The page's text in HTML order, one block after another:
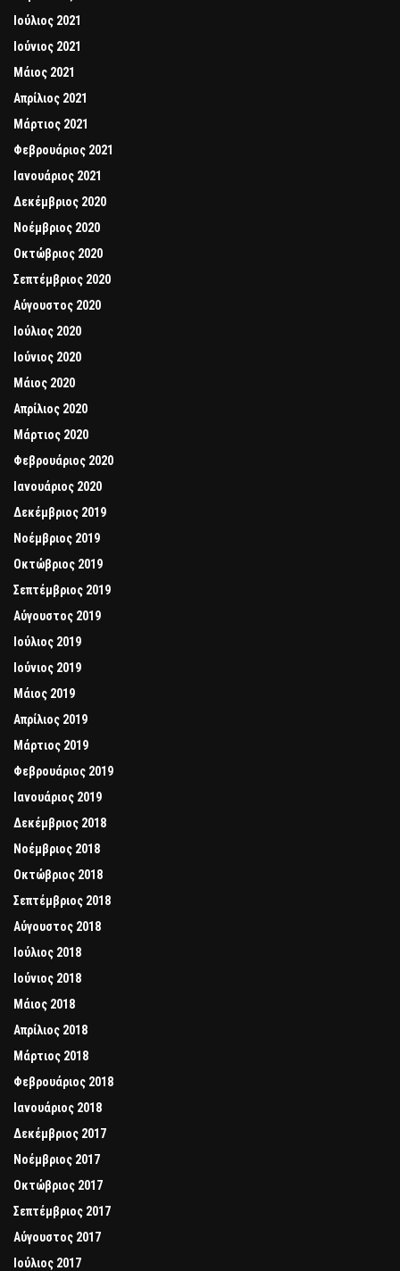
Ιούλιος 2021
Ιούνιος 2021
Μάιος 2021
Απρίλιος 2021
Μάρτιος 2021
Φεβρουάριος 2021
Ιανουάριος 2021
Δεκέμβριος 2020
Νοέμβριος 2020
Οκτώβριος 2020
Σεπτέμβριος 2020
Αύγουστος 2020
Ιούλιος 2020
Ιούνιος 2020
Μάιος 2020
Απρίλιος 2020
Μάρτιος 2020
Φεβρουάριος 2020
Ιανουάριος 2020
Δεκέμβριος 2019
Νοέμβριος 2019
Οκτώβριος 2019
Σεπτέμβριος 2019
Αύγουστος 2019
Ιούλιος 2019
Ιούνιος 2019
Μάιος 2019
Απρίλιος 2019
Μάρτιος 2019
Φεβρουάριος 2019
Ιανουάριος 2019
Δεκέμβριος 2018
Νοέμβριος 2018
Οκτώβριος 2018
Σεπτέμβριος 2018
Αύγουστος 2018
Ιούλιος 2018
Ιούνιος 2018
Μάιος 2018
Απρίλιος 2018
Μάρτιος 2018
Φεβρουάριος 2018
Ιανουάριος 2018
Δεκέμβριος 2017
Νοέμβριος 2017
Οκτώβριος 2017
Σεπτέμβριος 2017
Αύγουστος 2017
Ιούλιος 2017